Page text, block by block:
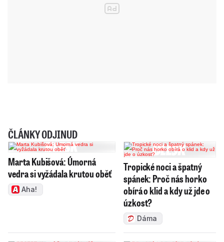
ČLÁNKY ODJINUD
Marta Kubišová: Úmorná
vedra si vyžádala krutou oběť
Aha!
Tropické noci a špatný
spánek: Proč nás horko
obírá o klid a kdy už jde o
úzkost?
Dáma